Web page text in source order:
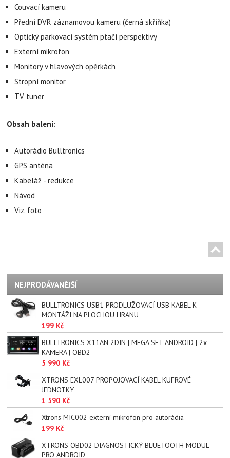
Couvací kameru
Přední DVR záznamovou kameru (černá skříňka)
Optický parkovací systém ptačí perspektivy
Externí mikrofon
Monitory v hlavových opěrkách
Stropní monitor
TV tuner
Obsah balení:
Autorádio Bulltronics
GPS anténa
Kabeláž - redukce
Návod
Viz. foto
NEJPRODÁVANĚJŠÍ
BULLTRONICS USB1 PRODLUŽOVACÍ USB KABEL K
MONTÁŽI NA PLOCHOU HRANU
199 Kč
BULLTRONICS X11AN 2DIN | MEGA SET ANDROID | 2x
KAMERA | OBD2
5 990 Kč
XTRONS EXL007 PROPOJOVACÍ KABEL KUFROVÉ
JEDNOTKY
1 590 Kč
Xtrons MIC002 externí mikrofon pro autorádia
199 Kč
XTRONS OBD02 DIAGNOSTICKÝ BLUETOOTH MODUL
PRO ANDROID